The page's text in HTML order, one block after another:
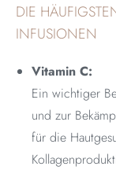
DIE
INFUSIONEN
Vitamin C:
Ein wichtiger
und zur
für die